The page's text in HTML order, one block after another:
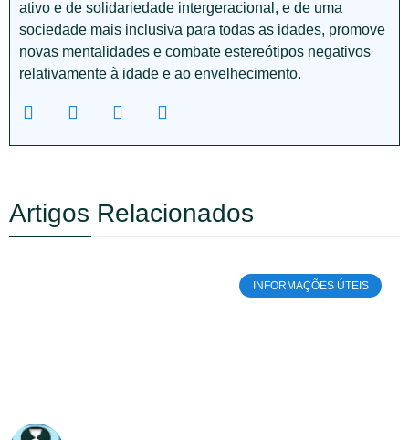
ativo e de solidariedade intergeracional, e de uma
sociedade mais inclusiva para todas as idades, promove
novas mentalidades e combate estereótipos negativos
relativamente à idade e ao envelhecimento.
Artigos Relacionados
INFORMAÇÕES ÚTEIS